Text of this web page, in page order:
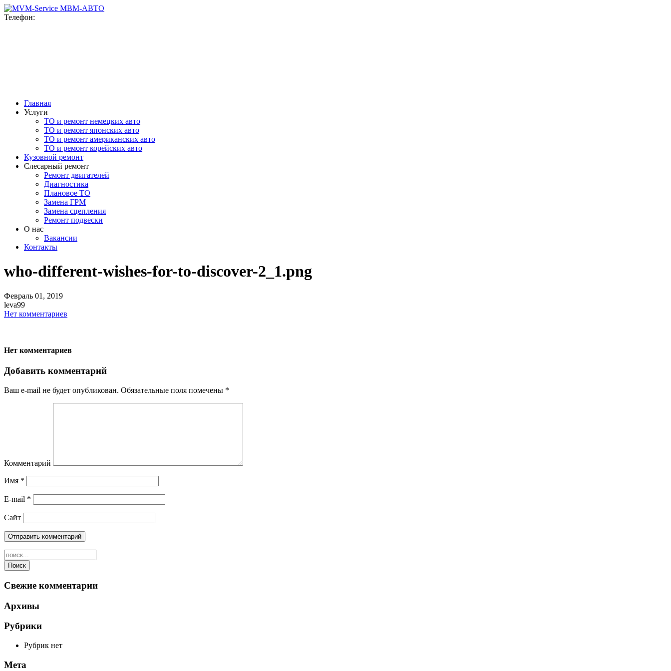
MВМ-АВТО
Телефон:
Главная
Услуги
ТО и ремонт немецких авто
ТО и ремонт японских авто
ТО и ремонт американских авто
ТО и ремонт корейских авто
Кузовной ремонт
Слесарный ремонт
Ремонт двигателей
Диагностика
Плановое ТО
Замена ГРМ
Замена сцепления
Ремонт подвески
О нас
Вакансии
Контакты
who-different-wishes-for-to-discover-2_1.png
Февраль 01, 2019
leva99
Нет комментариев
Нет комментариев
Добавить комментарий
Ваш e-mail не будет опубликован. Обязательные поля помечены *
Комментарий
Имя *
E-mail *
Сайт
Свежие комментарии
Архивы
Рубрики
Рубрик нет
Мета